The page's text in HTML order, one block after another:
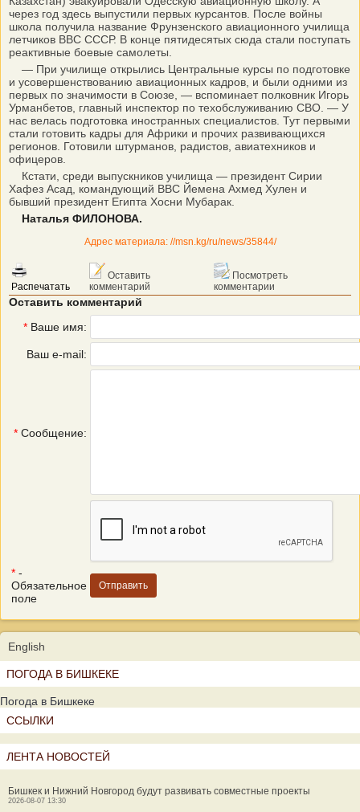
через год здесь выпустили первых курсантов. После войны
школа получила название Фрунзенского авиационного училища
летчиков ВВС СССР. В конце пятидесятых сюда стали поступать
реактивные боевые самолеты.
— При училище открылись Центральные курсы по подготовке
и усовершенствованию авиационных кадров, и были одними из
первых по значимости в Союзе, — вспоминает полковник Игорь
Урманбетов, главный инспектор по техобслуживанию СВО. — У
нас велась подготовка иностранных специалистов. Тут первыми
стали готовить кадры для Африки и прочих развивающихся
регионов. Готовили штурманов, радистов, авиатехников и
офицеров.
Кстати, среди выпускников училища — президент Сирии
Хафез Асад, командующий ВВС Йемена Ахмед Хулен и
бывший президент Египта Хосни Мубарак.
Наталья ФИЛОНОВА.
Адрес материала: //msn.kg/ru/news/35844/
Распечатать
Оставить
комментарий
Посмотреть
комментарии
Оставить комментарий
* Ваше имя:
Ваш e-mail:
* Сообщение:
* -
Обязательное
поле
English
ПОГОДА В БИШКЕКЕ
Погода в Бишкеке
ССЫЛКИ
ЛЕНТА НОВОСТЕЙ
Бишкек и Нижний Новгород будут развивать совместные проекты
2026-08-07 13:30